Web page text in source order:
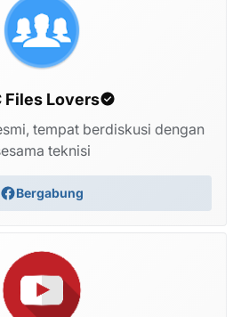
Files Lovers
tempat berdiskusi dengan
teknisi
Bergabung